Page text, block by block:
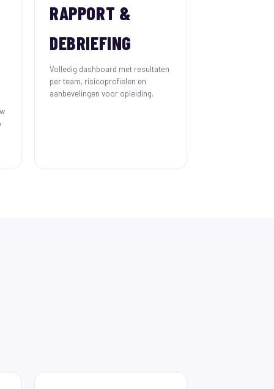
RAPPORT &
DEBRIEFING
Volledig dashboard met resultaten
per team, risicoprofielen en
aanbevelingen voor opleiding.